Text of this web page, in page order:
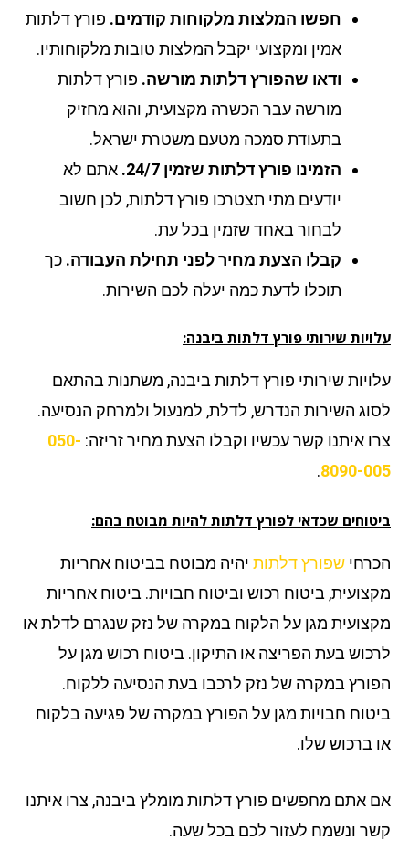
חפשו המלצות מלקוחות קודמים.פורץ דלתות
אמין ומקצועי יקבל המלצות טובות מלקוחותיו.
ודאו שהפורץ דלתות מורשה.פורץ דלתות
מורשה עבר הכשרה מקצועית, והוא מחזיק
בתעודת סמכה מטעם משטרת ישראל.
הזמינו פורץ דלתות שזמין 24/7.
אתם לא
יודעים מתי תצטרכו פורץ דלתות, לכן חשוב
לבחור באחד שזמין בכל עת.
קבלו הצעת מחיר לפני תחילת העבודה.כך
תוכלו לדעת כמה יעלה לכם השירות.
שירותי פורץ דלתות ביבנה:
שירותי פורץ דלתות ביבנה, משתנות בהתאם
השירות הנדרש, לדלת, למנעול ולמרחק הנסיעה.
איתנו קשר עכשיו וקבלו הצעת מחיר זריזה:050-
8090-
.
שכדאי לפורץ דלתות להיות מבוטח בהם:
שפורץ דלתותיהיה מבוטח בביטוח אחריות
ביטוח רכוש וביטוח חבויות. ביטוח אחריות
מגן על הלקוח במקרה של נזק שנגרם לדלת או
בעת הפריצה או התיקון. ביטוח רכוש מגן על
במקרה של נזק לרכבו בעת הנסיעה ללקוח.
חבויות מגן על הפורץ במקרה של פגיעה בלקוח
ברכוש שלו.
אתם מחפשים פורץ דלתות מומלץ ביבנה, צרו איתנו
ונשמח לעזור לכם בכל שעה.